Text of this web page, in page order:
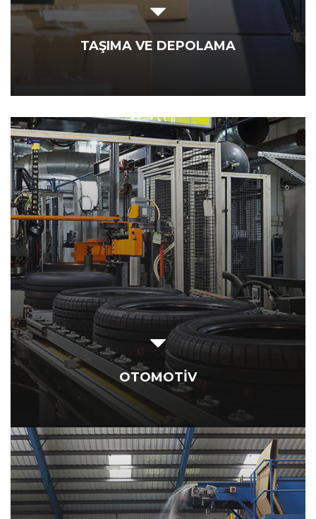
TAŞIMA VE DEPOLAMA
OTOMOTİV